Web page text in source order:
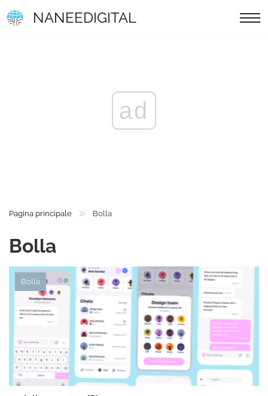
NANEEDIGITAL
ad
Pagina principale Bolla
Bolla
Bolla